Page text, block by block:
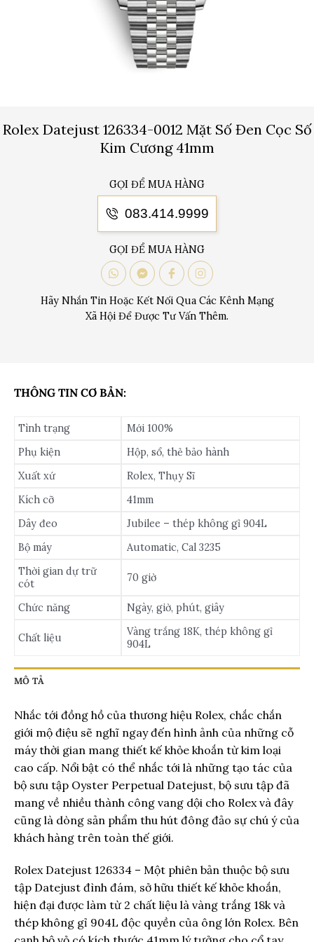
Rolex Datejust 126334-0012 Mặt Số Đen Cọc Số
Kim Cương 41mm
GỌI ĐỂ MUA HÀNG
083.414.9999
GỌI ĐỂ MUA HÀNG
Hãy Nhắn Tin Hoặc Kết Nối Qua Các Kênh Mạng
Xã Hội Để Được Tư Vấn Thêm.
MÔ TẢ
Nhắc tới đồng hồ của thương hiệu Rolex, chắc chắn
giới mộ điệu sẽ nghĩ ngay đến hình ảnh của những cỗ
máy thời gian mang thiết kế khỏe khoắn từ kim loại
cao cấp. Nổi bật có thể nhắc tới là những tạo tác của
bộ sưu tập Oyster Perpetual Datejust, bộ sưu tập đã
mang về nhiều thành công vang dội cho Rolex và đây
cũng là dòng sản phẩm thu hút đông đảo sự chú ý của
khách hàng trên toàn thế giới.
Rolex Datejust 126334 – Một phiên bản thuộc bộ sưu
tập Datejust đình đám, sở hữu thiết kế khỏe khoắn,
hiện đại được làm từ 2 chất liệu là vàng trắng 18k và
thép không gỉ 904L độc quyền của ông lớn Rolex. Bên
THÔNG TIN CƠ BẢN:
Tình trạng
Mới 100%
Phụ kiện
Hộp, sổ, thẻ bảo hành
Xuất xứ
Rolex, Thụy Sĩ
Kích cỡ
41mm
Dây đeo
Jubilee – thép không gỉ 904L
Bộ máy
Automatic, Cal 3235
Thời gian dự trữ
cót
70 giờ
Chức năng Ngày, giờ, phút, giây
Chất liệu
Vàng trắng 18K, thép không gỉ
904L